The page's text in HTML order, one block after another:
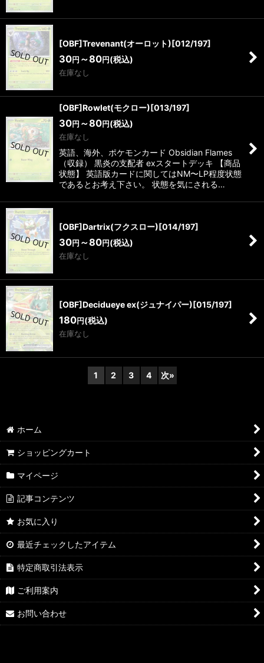
[OBF]Trevenant(オーロット)[012/197]
30円 ～80円 (税込)
在庫なし
[OBF]Rowlet(モクロー)[013/197]
30円 ～80円 (税込)
在庫なし
英語、海外、ポケモンカード Obsidian Flames
（収録） 黒炎の支配者 exスタートデッキ 【商品
状態】 英語版カードに関してはNM〜LP程度状態
であるとお考え下さい。 状態を気にされる…
[OBF]Dartrix(フクスロー)[014/197]
30円 ～80円 (税込)
在庫なし
[OBF]Decidueye ex(ジュナイパー)[015/197]
180円 (税込)
在庫なし
1 2 3 4 次»
ホーム
ショッピングカート
マイページ
記事コンテンツ
お気に入り
最近チェックしたアイテム
特定商取引法表示
ご利用案内
お問い合わせ